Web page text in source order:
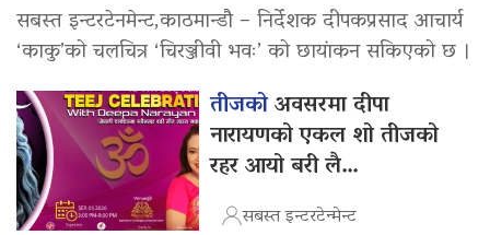
सबस्त इन्टरटेनमेन्ट,काठमान्डौ – निर्देशक दीपकप्रसाद आचार्य
‘काकु’को चलचित्र ‘चिरञ्जीवी भवः’ को छायांकन सकिएको छ ।
तीजकोअवसरमा दीपा
नारायणको एकल शो तीजको
रहर आयो बरी लै…
सबस्त इन्टरटेन्मेन्ट